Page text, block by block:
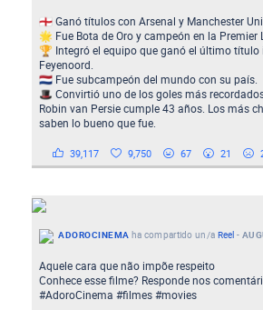
🏴󠁧󠁢󠁥󠁮󠁧󠁿 Ganó títulos con Arsenal y Manchester
🌟 Fue Bota de Oro y campeón en la Premier
🏆 Integró el equipo que ganó el último título
Feyenoord.
🇳🇱 Fue subcampeón del mundo con su país.
🎩 Convirtió uno de los goles más
Robin van Persie cumple 43 años. Los más
saben lo bueno que fue.
39,117 9,750 67 21
ADOROCINEMA ha compartido un/a Reel -
Aquele cara que não impõe respeito
Conhece esse filme? Responde nos
#AdoroCinema #filmes #movies